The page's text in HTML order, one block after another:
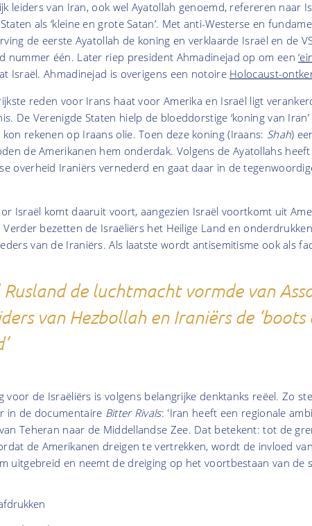
leiders van Iran, ook wel Ayatollah genoemd, refereren naar
als ‘kleine en grote Satan’. Met anti-Westerse en
de eerste Ayatollah de koning en verklaarde Israël en de
nummer één. Later riep president Ahmadinejad op om een
Israël. Ahmadinejad is overigens een notoire Holocaust-
reden voor Irans haat voor Amerika en Israël ligt
De Verenigde Staten hielp de bloeddorstige ‘koning van
rekenen op Iraans olie. Toen deze koning (Iraans: Shah)
de Amerikanen hem onderdak. Volgens de Ayatollahs
overheid Iraniërs vernederd en gaat daar in de
Israël komt daaruit voort, aangezien Israël voortkomt uit
Verder bezetten de Israëliërs het Heilige Land en
van de Iraniërs. Als laatste wordt antisemitisme ook als
Rusland de luchtmacht vormde van
van Hezbollah en Iraniërs de ‘boots
voor de Israëliërs is volgens belangrijke denktanks reëel. Zo
in de documentaire Bitter Rivals: 'Iran heeft een regionale
Teheran naar de Middellandse Zee. Dat betekent: tot de
de Amerikanen dreigen te vertrekken, wordt de invloed
uitgebreid en neemt de dreiging op het voortbestaan van de